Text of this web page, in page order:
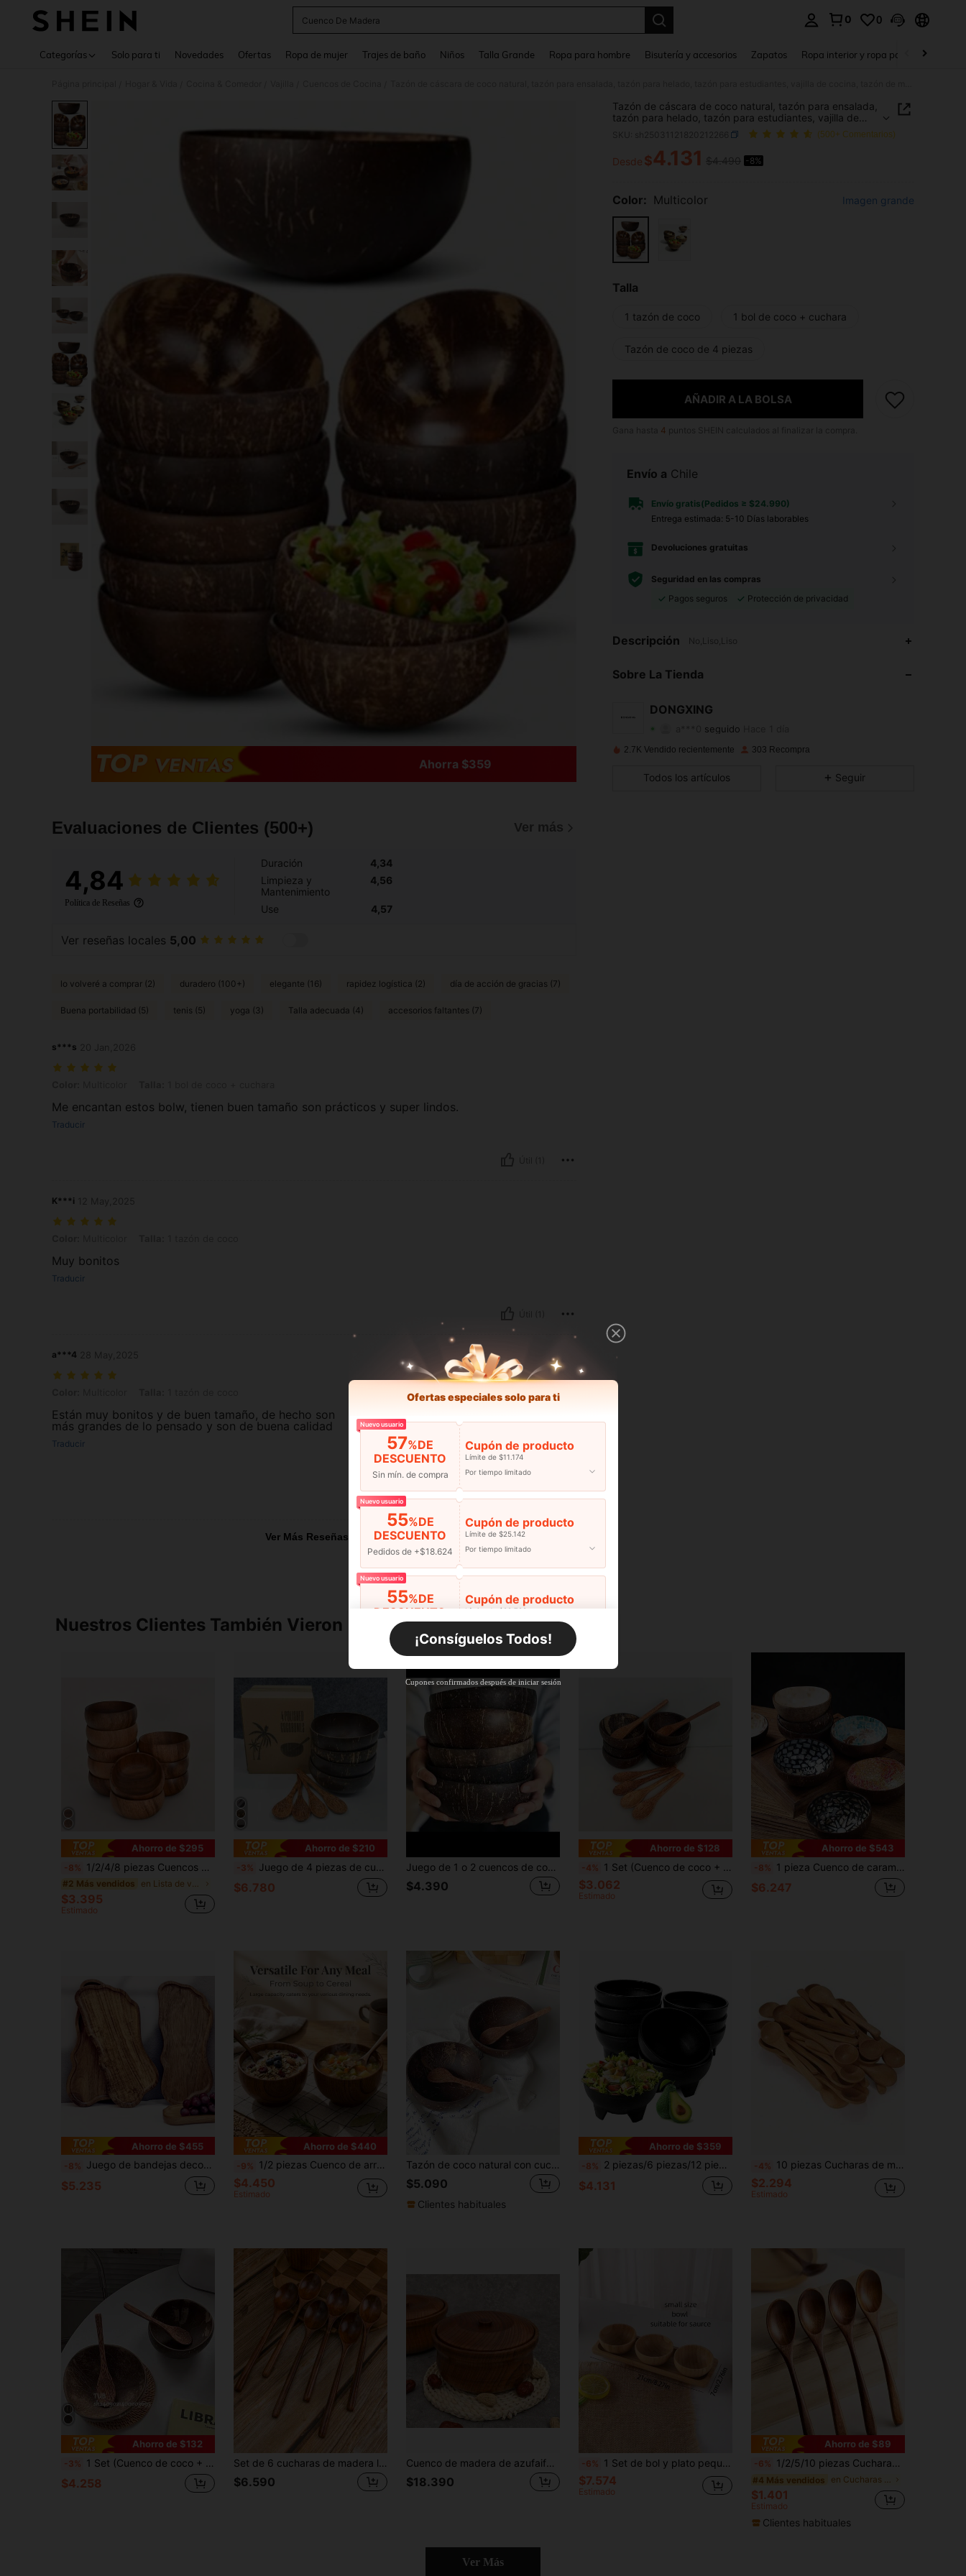
Cuenco De Madera
0 0
Categorías Solo para ti Novedades Ofertas Ropa de mujer Trajes de baño Niños Talla Grande Ropa para hombre Bisutería y accesorios Zapatos Ropa interior y ropa para dormir
Ahorra $359
Evaluaciones de Clientes (500+) Ver más
4,84
Política de Reseñas
Duración
4,34
Limpieza y
Mantenimiento
4,56
Use 4,57
Ver reseñas locales 5,00
lo volveré a comprar (2) duradero (100+) elegante (16) rapidez logística (2) día de acción de gracias (7)
Buena portabilidad (5) tenis (5) yoga (3) Talla adecuada (4) accesorios faltantes (7)
s***s
Me encantan estos bolw, tienen buen tamaño son prácticos y super lindos.
Traducir
K***i
Muy bonitos
Traducir
a***4
Están muy bonitos y de buen tamaño, de hecho son
más grandes de lo pensado y son de buena calidad
Traducir
Útil (4)
Ver Más Reseñas
Tazón de cáscara de coco natural, tazón para ensalada,
tazón para helado, tazón para estudiantes, vajilla de
cocina, tazón de madera, cuchara de madera(500+ Comentarios)
PRICE AND AVAILABILITY
Desde $4.131 -8%
Color: Multicolor Imagen grande
Talla
1 tazón de coco 1 bol de coco + cuchara
Tazón de coco de 4 piezas
AÑADIR A LA BOLSA
4
Envío a Chile
Envío gratis(Pedidos ≥ $24.990)
Entrega estimada: 5-10 Días laborables
Devoluciones gratuitas
Seguridad en las compras
Pagos seguros
Protección de privacidad
Descripción No,Liso,Liso
Sobre La Tienda
DONGXING
4,86 Calificación 5
2.7K Vendido recientemente 303 Recompra
Todos los artículos Seguir
Nuestros Clientes También Vieron
Ahorro de $295
-8% 1/2/4/8 piezas Cuencos de madera de palisandro de varios tamaños - Bandeja de dip de calabaza tallada a mano - Cuenco de ensalada de madera redondo, adecuado para palomitas de maíz, pasta, caramelos, cereales, mantequilla de coco, aperitivos, cocina, cuenco para aperitivos, diseño rústico de plato de madera profundo hecho a mano, plato para salsa de dip, plato para vinagre
#2 Más vendidos
$3.395
Estimado
Ahorro de $210
-3% Juego de 4 piezas de cuencos de cáscara de coco con 4 cucharas de madera de coco, cuencos de coco veganos hechos a mano, adecuados para cuencos de acai, batidos, ensaladas, cuencos buda, suministros de cocina
$6.780
Juego de 1 o 2 cuencos de coco natural y cuchara de madera, cuenco para ensalada vegetariana saludable, cuenco para batido, moda natural y resistente al calor - Adecuado para arroz, sopa, fideos, utensilios de cocina, accesorios de vajilla, juego de cuenco de cáscara de coco y cuchara de madera hechos a mano, material de madera suave, perfecto para ensalada, fruta y cereales, cuenco de coco, cuenco de cáscara de coco, cuenco redondo retro, cuenco de postre de batido apto para comedor, material escolar, regalos de Navidad
$4.390
Ahorro de $128
-4% 1 Set (Cuenco de coco + Cuchara) Cuenco de cáscara de coco, Cuenco redondo vintage, Cuchara de cáscara de coco, Adecuado para hacer cuencos de batidos y postres, Se puede usar para catering escolar, Cuchara de cáscara de coco, Esencial para la temporada de regreso a clases
$3.062
Estimado
Ahorro de $543
-8% 1 pieza Cuenco de caramelo de cáscara de coco/Cuenco de almacenamiento/Cuenco de ensalada decorativo/Cuenco de cáscara de coco natural/Caja de caramelo/Caja de frutos secos/Papelería/Suministros para volver a la escuela
$6.247
Ahorro de $455
-8% Juego de bandejas decorativas de madera vintage - Patrón de rayas, hecho a mano, acabado pulido, ideal para servir ensalada, té, velas, decoración de mesa de café - Adecuado para Navidad, Halloween, estilo granja, almacenamiento de alimentos, celebraciones de cumpleaños y fiestas
$5.235
Ahorro de $440
-9% 1/2 piezas Cuenco de arroz japonés minimalista de madera sólida, textura de madera, cuenco de sopa/fideos de gran capacidad, artesanía en madera, ligera variación en el veteado de la madera (color/estilo aleatorio enviado)
$4.450
Estimado
Tazón de coco natural con cuchara de madera de coco, tazón para yogur de uso doméstico, tazón para ensalada, tazón para postre, tazón de decoración para restaurante, tazón para frutas
$5.090
Clientes habituales
Ahorro de $359
-8% 2 piezas/6 piezas/12 piezas Tazón de ensalada irrompible, tazón multifuncional para aderezar, plato para salsas, adecuado para fiestas, hogar y uso en restaurantes, útiles escolares
$4.131
-4% 10 piezas Cucharas de madera con mango largo perfectas para comer sopa, café, miel, mermelada y otros condimentos, ideales para el café familiar y servir platos creativos, ligeras y fáciles de usar, regalo de Navidad, útiles escolares
$2.294
Estimado
Ahorro de $132
-3% 1 Set (Cuenco de coco + Cuchara) Cuenco de cáscara de coco, Cuenco redondo retro, Cuchara de cáscara de coco, Adecuado para hacer tazones de postre de batido, Se puede usar como suministros de catering escolar, Cuchara de cáscara de coco, Esencial para la temporada de regreso a clases
$4.258
Set de 6 cucharas de madera lacada de estilo coreano y japonés para sopa y comida, para cocina, regalo de Navidad
$6.590
Cuenco de madera de azufaifo hecho a mano, cuenlo para fideos instantáneos, cuenlo para arroz frito, plato de fruta, rollitos de primavera, snacks, fruta seca, cuenlo para postres, cuenlo para ensalada con anillo de cintura ajustable
$18.390
-6% 1 Set de bol y plato pequeños de bambú de colores, artículos escolares
$7.574
Estimado
Ahorro de $89
-6% 1/2/5/10 piezas Cucharas de madera con mango largo de madera de alcanfor japonesa para comer arroz, revolver, ramen
#4 Más vendidos en Cucharas De Postre
$1.401
Estimado
Clientes habituales
Ver Más
Ofertas especiales solo para ti
Nuevo usuario
57%DE
DESCUENTO
Sin mín. de compra
Cupón de producto
Límite de $11.174
Por tiempo limitado
Nuevo usuario
55%DE
DESCUENTO
Pedidos de +$18.624
Cupón de producto
Límite de $25.142
Por tiempo limitado
Nuevo usuario
55%DE
DESCUENTO
Pedidos de +$27.936
Cupón de producto
Límite de $29.798
Nuevo usuario
55%DE
DESCUENTO
Cupón de producto
Límite de $27.936
%DE
DESCUENTO
Pedidos de +$46.560
Cupón de producto
Límite de $32.592
Por tiempo limitado
¡Consíguelos Todos!
Cupones confirmados después de iniciar sesión